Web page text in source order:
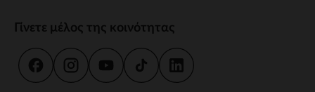
Γίνετε μέλος της κοινότητας